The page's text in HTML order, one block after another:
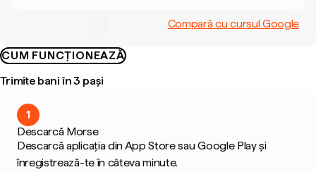
Compară cu cursul Google
CUM FUNCȚIONEAZĂ
Trimite bani în 3 pași
1
Descarcă Morse
Descarcă aplicația din App Store sau Google Play și
înregistrează-te în câteva minute.